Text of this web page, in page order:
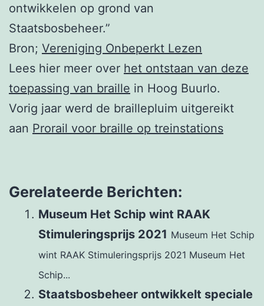
ontwikkelen op grond van
Staatsbosbeheer.”
Bron; Vereniging Onbeperkt Lezen
Lees hier meer over het ontstaan van deze
toepassing van braille in Hoog Buurlo.
Vorig jaar werd de braillepluim uitgereikt
aan Prorail voor braille op treinstations
Gerelateerde Berichten:
Museum Het Schip wint RAAK
Stimuleringsprijs 2021 Museum Het Schip
wint RAAK Stimuleringsprijs 2021 Museum Het
Schip...
Staatsbosbeheer ontwikkelt speciale